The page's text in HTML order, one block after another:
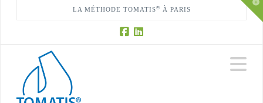
LA MÉTHODE TOMATIS® À PARIS